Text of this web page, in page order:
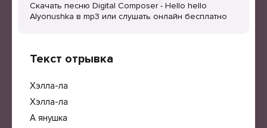
Скачать песню Digital Composer - Hello hello
Alyonushka в mp3 или слушать онлайн бесплатно
Текст отрывка
Хэлла-ла
Хэлла-ла
А янушка